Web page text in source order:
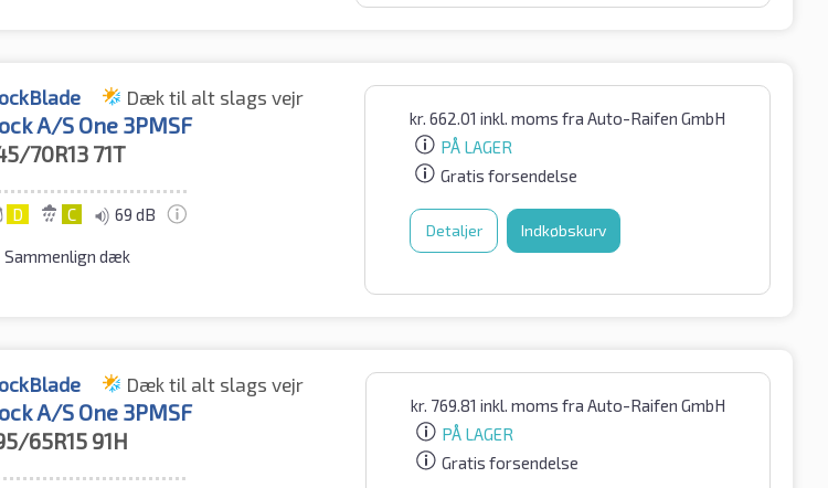
Dæk til alt slags vejr
A/S One 3PMSF
70R13 71T
D C 69 dB
Sammenlign dæk
kr. 662.01 inkl. moms fra Auto-Raifen GmbH
PÅ LAGER
Gratis forsendelse
Detaljer Indkøbskurv
Dæk til alt slags vejr
A/S One 3PMSF
65R15 91H
kr. 769.81 inkl. moms fra Auto-Raifen GmbH
PÅ LAGER
Gratis forsendelse